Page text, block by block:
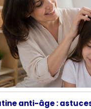
anti-âge :